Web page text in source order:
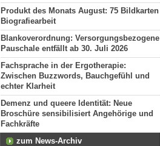
Produkt des Monats August: 75 Bildkarten
Biografiearbeit
Blankoverordnung: Versorgungsbezogene
Pauschale entfällt ab 30. Juli 2026
Fachsprache in der Ergotherapie:
Zwischen Buzzwords, Bauchgefühl und
echter Klarheit
Demenz und queere Identität: Neue
Broschüre sensibilisiert Angehörige und
Fachkräfte
zum News-Archiv